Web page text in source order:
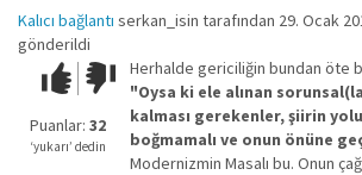
Kalıcı bağlantı serkan_isin tarafından 29. Ocak
gönderildi
Çok iyi!O
kadar
iyi
değil!
Puanlar: 32
‘yukarı’ dedin
Herhalde gericiliğin bundan öte
"Oysa ki ele alınan
kalması gerekenler, şiirin
boğmamalı ve onun önüne
Modernizmin Masalı bu. Onun